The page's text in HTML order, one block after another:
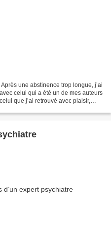
une abstinence trop longue, j’ai
celui qui a été un de mes auteurs
que j’ai retrouvé avec plaisir,